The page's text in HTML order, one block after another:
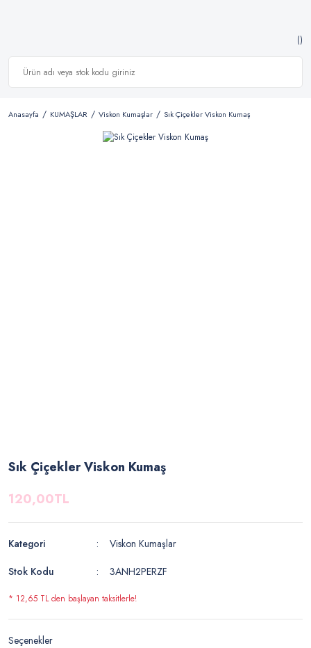
Anasayfa KUMAŞLAR Viskon Kumaşlar Sık Çiçekler Viskon Kumaş
Sık Çiçekler Viskon Kumaş
120,00TL
Kategori
Viskon Kumaşlar
Stok Kodu
3ANH2PERZF
* 12,65 TL den başlayan taksitlerle!
Seçenekler